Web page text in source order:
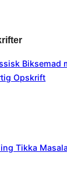
Biksemad
Opskrift
Tikka Masala